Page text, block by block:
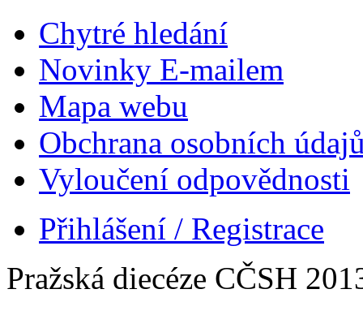
Chytré hledání
Novinky E-mailem
Mapa webu
Obchrana osobních
Vyloučení odpovědnosti
Přihlášení / Registrace
Pražská diecéze CČSH